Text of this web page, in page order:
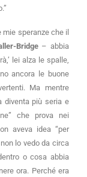
speranze che il
Bridge– abbia
lei alza le spalle,
ancora le buone
Ma mentre
diventa più seria e
che prova nei
aveva idea “per
lo vedo da circa
o cosa abbia
ora. Perché era